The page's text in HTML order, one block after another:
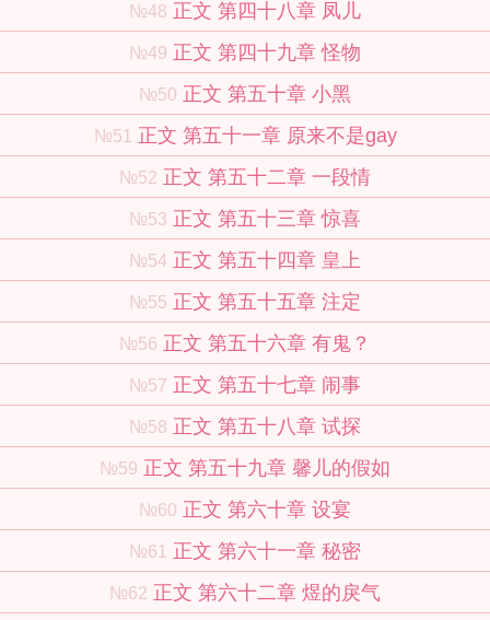
№48 正文 第四十八章 凤儿
№49 正文 第四十九章 怪物
№50 正文 第五十章 小黑
№51 正文 第五十一章 原来不是gay
№52 正文 第五十二章 一段情
№53 正文 第五十三章 惊喜
№54 正文 第五十四章 皇上
№55 正文 第五十五章 注定
№56 正文 第五十六章 有鬼？
№57 正文 第五十七章 闹事
№58 正文 第五十八章 试探
№59 正文 第五十九章 馨儿的假如
№60 正文 第六十章 设宴
№61 正文 第六十一章 秘密
№62 正文 第六十二章 煜的戾气